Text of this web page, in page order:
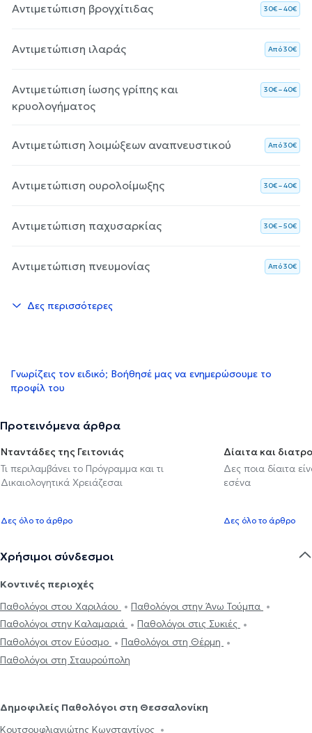
Αντιμετώπιση βρογχίτιδας 30€ – 40€
Αντιμετώπιση ιλαράς Aπό 30€
Αντιμετώπιση ίωσης γρίπης και
κρυολογήματος
30€ – 40€
Αντιμετώπιση λοιμώξεων αναπνευστικού Aπό 30€
Αντιμετώπιση ουρολοίμωξης 30€ – 40€
Αντιμετώπιση παχυσαρκίας 30€ – 50€
Αντιμετώπιση πνευμονίας Aπό 30€
Δες περισσότερες
Γνωρίζεις τον ειδικό; Βοήθησέ μας να ενημερώσουμε το
προφίλ του
Προτεινόμενα άρθρα
Νταντάδες της Γειτονιάς
Τι περιλαμβάνει το Πρόγραμμα και τι
Δικαιολογητικά Χρειάζεσαι
Δες όλο το άρθρο
Δίαιτα και
Δες ποια δίαιτα
εσένα
Δες όλο το άρθρο
Χρήσιμοι σύνδεσμοι
Κοντινές περιοχές
Παθολόγοι στου Χαριλάου
Παθολόγοι στην Άνω Τούμπα
Παθολόγοι στην Καλαμαριά
Παθολόγοι στις Συκιές
Παθολόγοι στον Εύοσμο
Παθολόγοι στη Θέρμη
Παθολόγοι στη Σταυρούπολη
Δημοφιλείς Παθολόγοι στη Θεσσαλονίκη
Κουτσουφλιανιώτης Κωνσταντίνος